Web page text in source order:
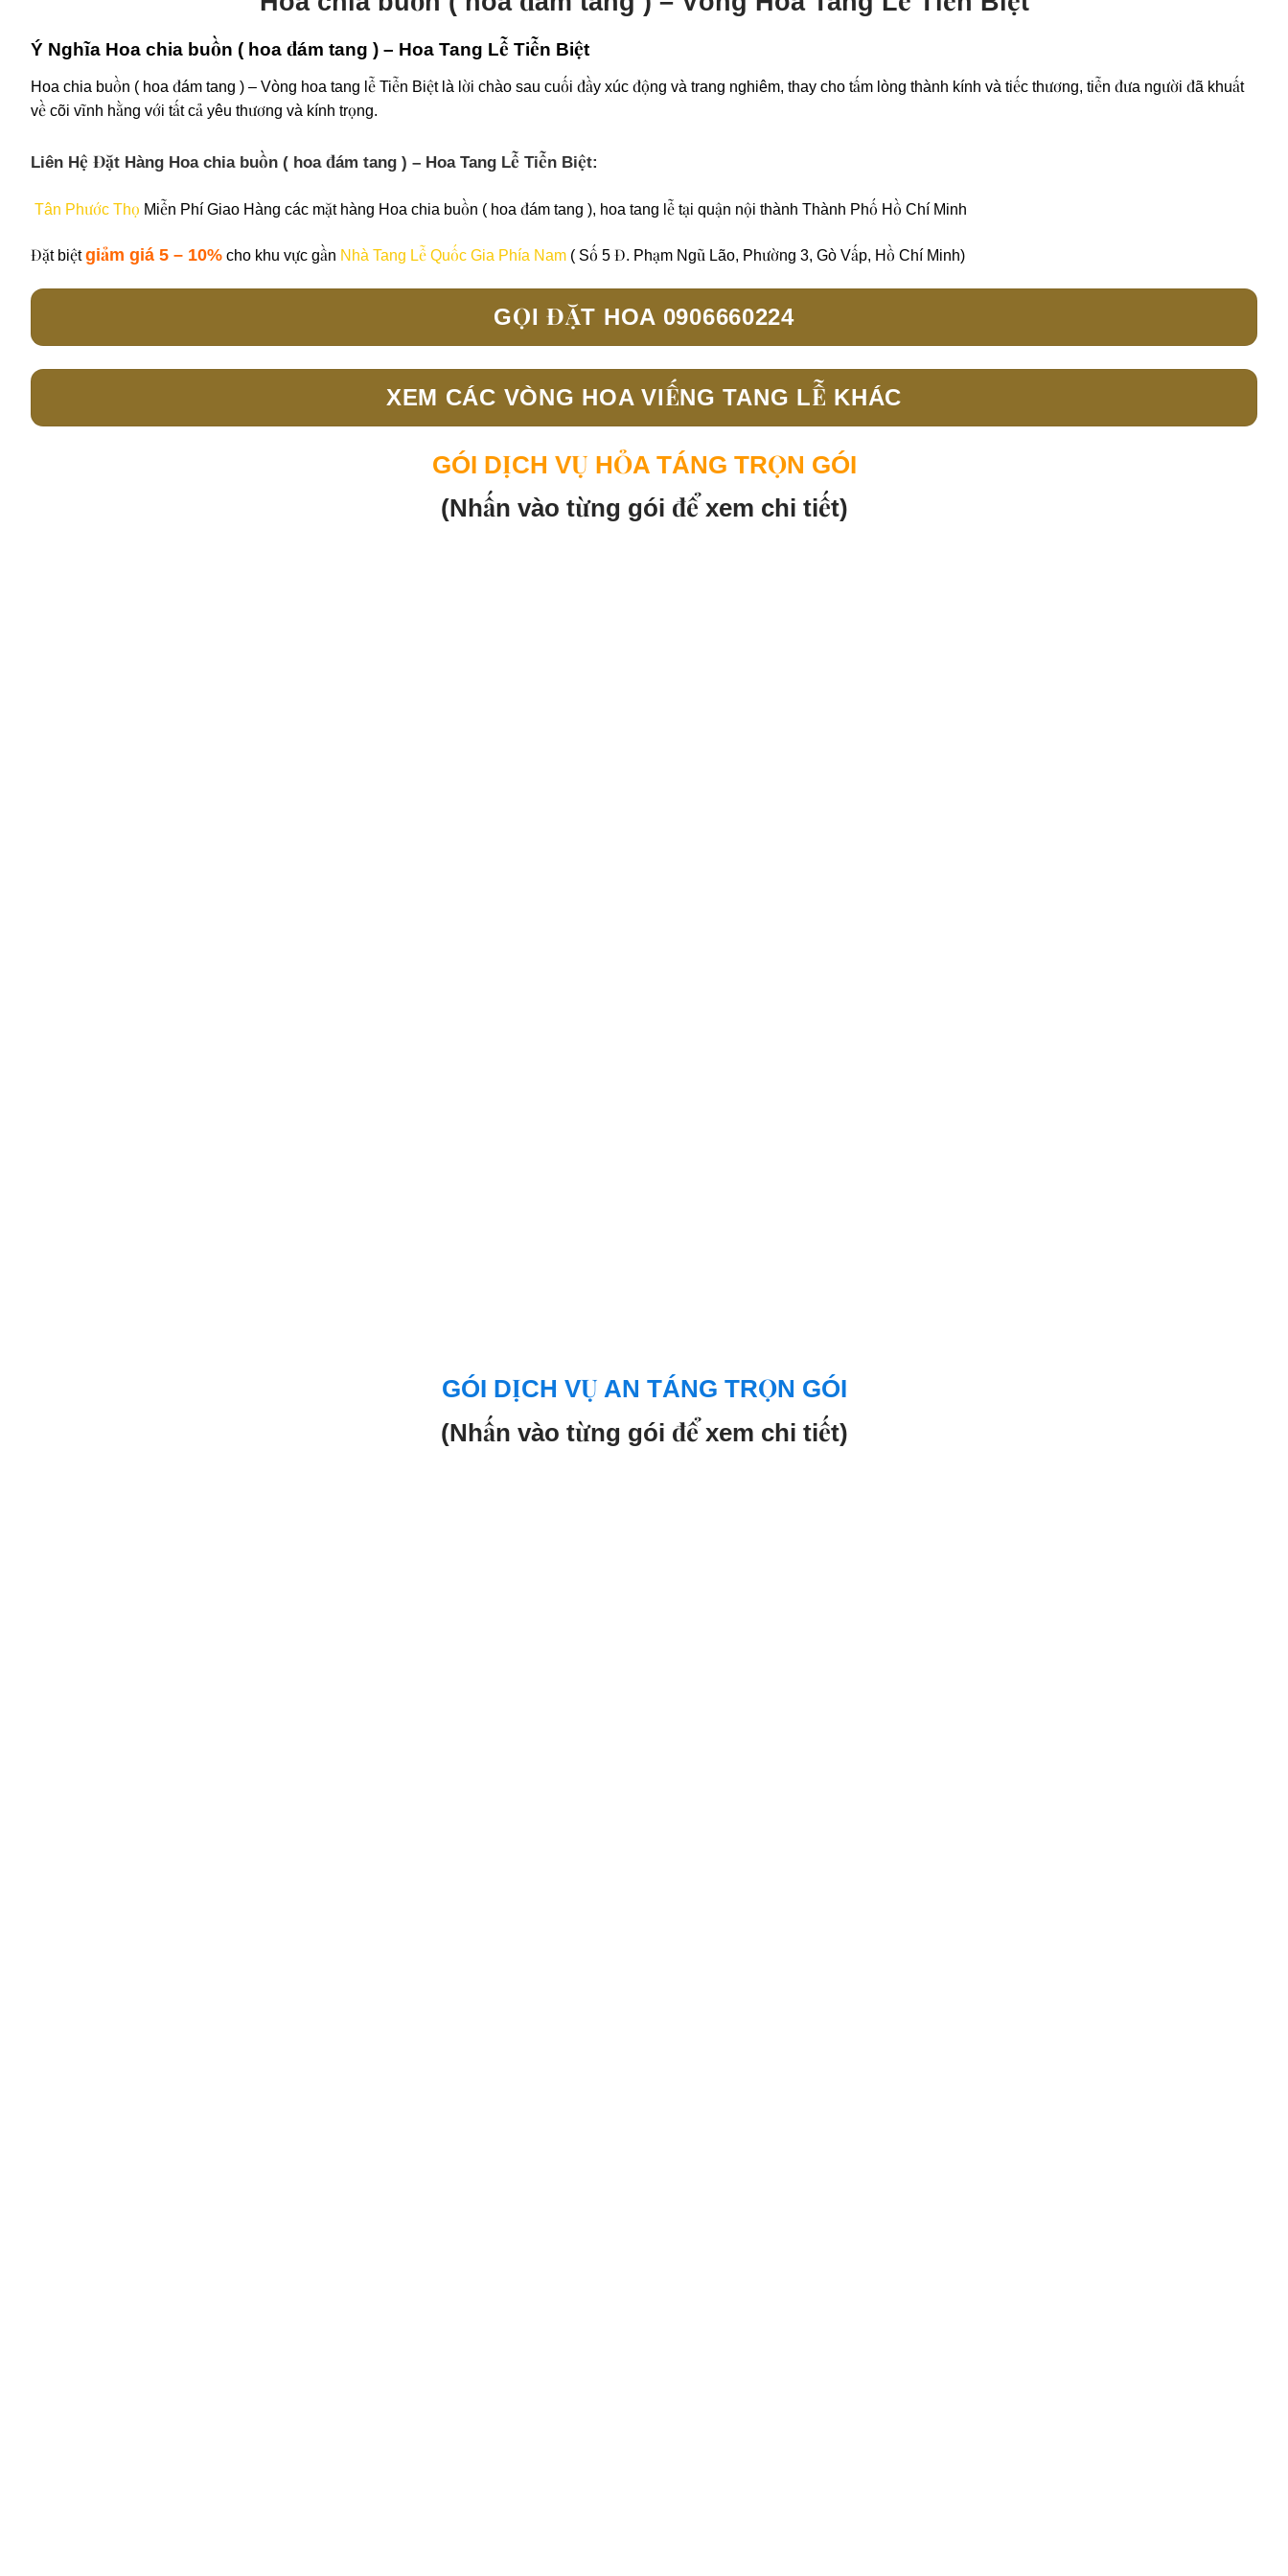
Ý Nghĩa Hoa chia buồn ( hoa đám tang ) – Hoa Tang Lễ Tiễn Biệt
Hoa chia buồn ( hoa đám tang ) – Vòng hoa tang lễ Tiễn Biệt là lời chào sau cuối đầy xúc động và trang nghiêm, thay cho tấm lòng thành kính và tiếc thương, tiễn đưa người đã khuất
về cõi vĩnh hằng với tất cả yêu thương và kính trọng.
Liên Hệ Đặt Hàng Hoa chia buồn ( hoa đám tang ) – Hoa Tang Lễ Tiễn Biệt:
Tân Phước Thọ Miễn Phí Giao Hàng các mặt hàng Hoa chia buồn ( hoa đám tang ), hoa tang lễ tại quận nội thành Thành Phố Hồ Chí Minh
Đặt biệtgiảm giá 5 – 10% cho khu vực gần Nhà Tang Lễ Quốc Gia Phía Nam ( Số 5 Đ. Phạm Ngũ Lão, Phường 3, Gò Vấp, Hồ Chí Minh)
GỌI ĐẶT HOA 0906660224
XEM CÁC VÒNG HOA VIẾNG TANG LỄ KHÁC
GÓI DỊCH VỤ HỎA TÁNG TRỌN GÓI
(Nhấn vào từng gói để xem chi tiết)
GÓI DỊCH VỤ AN TÁNG TRỌN GÓI
(Nhấn vào từng gói để xem chi tiết)